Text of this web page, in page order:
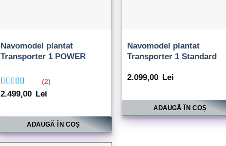
Navomodel plantat
Transporter 1 POWER
Evaluat la
din 5
(2)
2.499,00 Lei
ADAUGĂ ÎN COȘ
Navomodel plantat
Transporter 1 Standard
2.099,00 Lei
ADAUGĂ ÎN COȘ